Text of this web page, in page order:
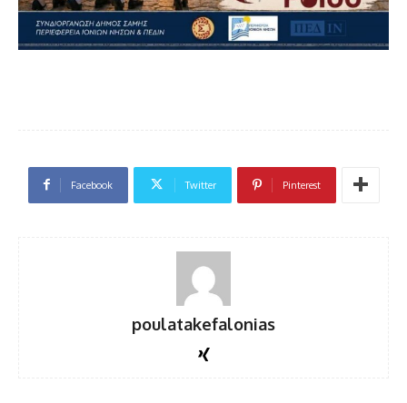
Facebook Twitter Pinterest
poulatakefalonias